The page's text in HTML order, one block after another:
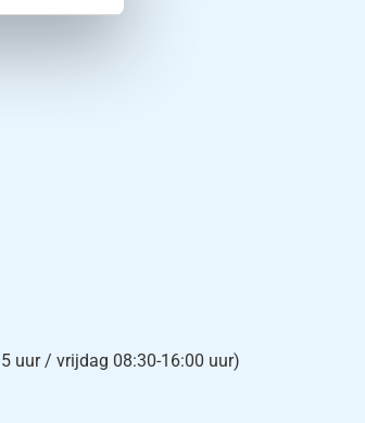
uur / vrijdag 08:30-16:00 uur)